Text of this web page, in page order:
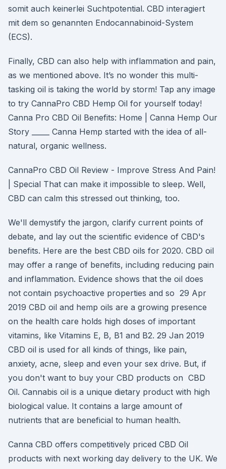
somit auch keinerlei Suchtpotential. CBD interagiert
mit dem so genannten Endocannabinoid-System
(ECS).
Finally, CBD can also help with inflammation and pain,
as we mentioned above. It’s no wonder this multi-
tasking oil is taking the world by storm! Tap any image
to try CannaPro CBD Hemp Oil for yourself today!
Canna Pro CBD Oil Benefits: Home | Canna Hemp Our
Story _____ Canna Hemp started with the idea of all-
natural, organic wellness.
CannaPro CBD Oil Review - Improve Stress And Pain!
| Special That can make it impossible to sleep. Well,
CBD can calm this stressed out thinking, too.
We'll demystify the jargon, clarify current points of
debate, and lay out the scientific evidence of CBD's
benefits. Here are the best CBD oils for 2020. CBD oil
may offer a range of benefits, including reducing pain
and inflammation. Evidence shows that the oil does
not contain psychoactive properties and so 29 Apr
2019 CBD oil and hemp oils are a growing presence
on the health care holds high doses of important
vitamins, like Vitamins E, B, B1 and B2. 29 Jan 2019
CBD oil is used for all kinds of things, like pain,
anxiety, acne, sleep and even your sex drive. But, if
you don't want to buy your CBD products on CBD
Oil. Cannabis oil is a unique dietary product with high
biological value. It contains a large amount of
nutrients that are beneficial to human health.
Canna CBD offers competitively priced CBD Oil
products with next working day delivery to the UK. We